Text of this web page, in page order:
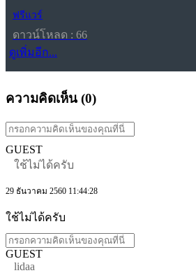
ฟรีแวร์
ดาวน์โหลด : 66
ดูเพิ่มอีก...
ความคิดเห็น (0)
GUEST
ใช้ไม่ได้ครับ
29 ธันวาคม 2560 11:44:28
ใช้ไม่ได้ครับ
GUEST
lidaa